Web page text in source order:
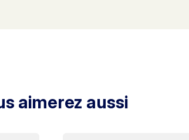
aimerez aussi